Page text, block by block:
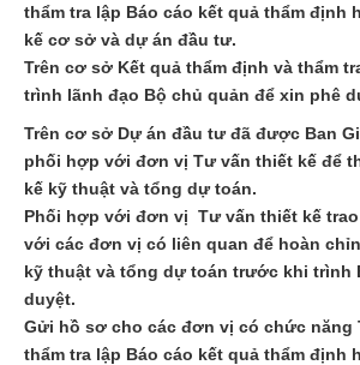
thẩm tra lập Báo cáo kết quả thẩm định
kế cơ sở và dự án đầu tư.
Trên cơ sở Kết quả thẩm định và thẩm
trình lãnh đạo Bộ chủ quản để xin phê
Trên cơ sở Dự án đầu tư đã được Ban
phối hợp với đơn vị Tư vấn thiết kế để
kế kỹ thuật và tổng dự toán.
Phối hợp với đơn vị Tư vấn thiết kế
với các đơn vị có liên quan để hoàn
kỹ thuật và tổng dự toán trước khi trình
duyệt.
Gửi hồ sơ cho các đơn vị có chức năng
thẩm tra lập Báo cáo kết quả thẩm định